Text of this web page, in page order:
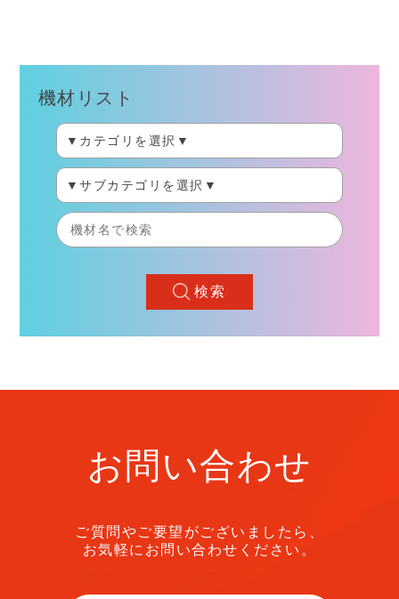
機材リスト
検索
お問い合わせ
ご質問やご要望がございましたら、
お気軽にお問い合わせください。